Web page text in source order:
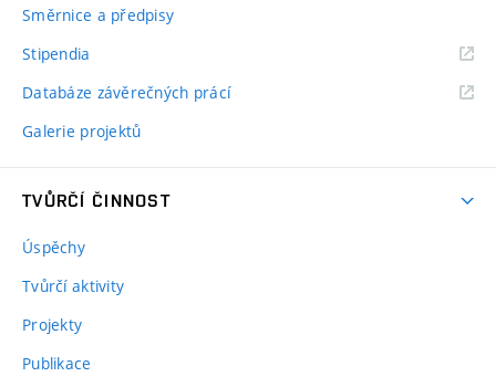
Směrnice a předpisy
Stipendia
Databáze závěrečných prácí
Galerie projektů
TVŮRČÍ ČINNOST
Úspěchy
Tvůrčí aktivity
Projekty
Publikace